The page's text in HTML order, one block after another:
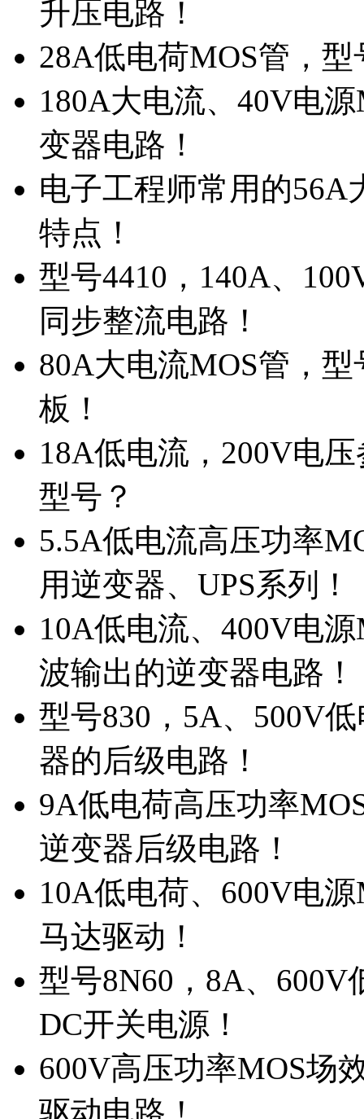
升压电路！
28A低电荷MOS管，
180A大电流、40V电
变器电路！
电子工程师常用的56A
特点！
型号4410，140A、
同步整流电路！
80A大电流MOS管，
板！
18A低电流，200V电
型号？
5.5A低电流高压功率
用逆变器、UPS系列！
10A低电流、400V电
波输出的逆变器电路！
型号830，5A、500V
器的后级电路！
9A低电荷高压功率
逆变器后级电路！
10A低电荷、600V电
马达驱动！
型号8N60，8A、
DC开关电源！
600V高压功率MOS场